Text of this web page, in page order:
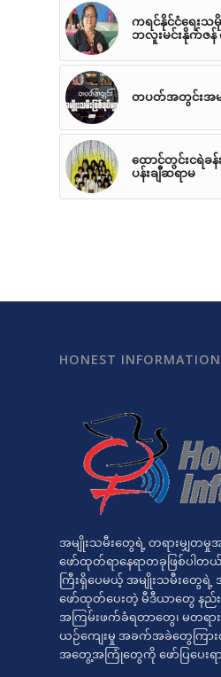
ကရင်နိုင်ငံရေးသ
ဘလူးမင်းနိုက်ဇ
တပတ်အတွင်းအမျို
ထောင်တွင်းငရဲခ
ပန်းချီဆရာမ
HONEST
အမျိုးသမီးတွေရဲ့ တရားမျှတ
ဖော်ထုတ်ရာနေရာတခုဖြစ်ပါတ
ကြီးရှိပေမယ့် အမျိုးသမီးတွ
ဖော်ထုတ်ပေးတဲ့ မီဒီယာတွေ နည်
အကြမ်းဖက်ခံရတာတွေ၊ မတရာ
ယဉ်ကျေးမှု အခက်အခဲတွေကြာ
အတွေ့အကြုံတွေကို ဖော်ပြပေးရာ